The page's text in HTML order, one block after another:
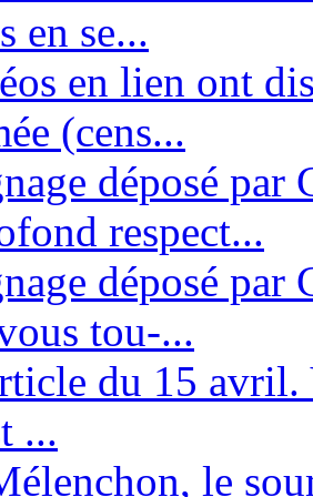
en se...
en lien ont
(cens...
déposé par
respect...
déposé par
tou-...
du 15 avril.
...
le